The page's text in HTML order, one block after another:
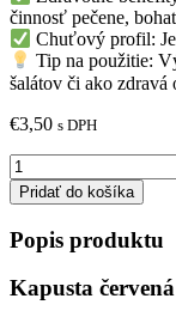
činnosť pečene,
Chuťový profil:
Tip na použitie:
šalátov či ako zdravá
€3,50 s DPH
množstvo
Kapusta
Červená
Mikrozelenina
Semená
50g
Pridať do košíka
Popis produktu
Kapusta